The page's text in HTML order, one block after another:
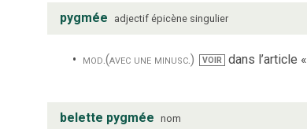
pygmée adjectif épicène singulier
mod.(avec une minusc.) VOIR dans l’article «
belette pygmée nom